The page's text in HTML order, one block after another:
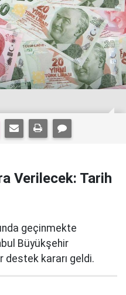
Verilecek: Tarih
geçinmekte
Büyükşehir
destek kararı geldi.